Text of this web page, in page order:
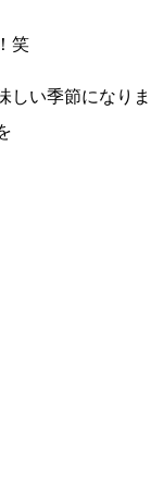
笑
しい季節になり